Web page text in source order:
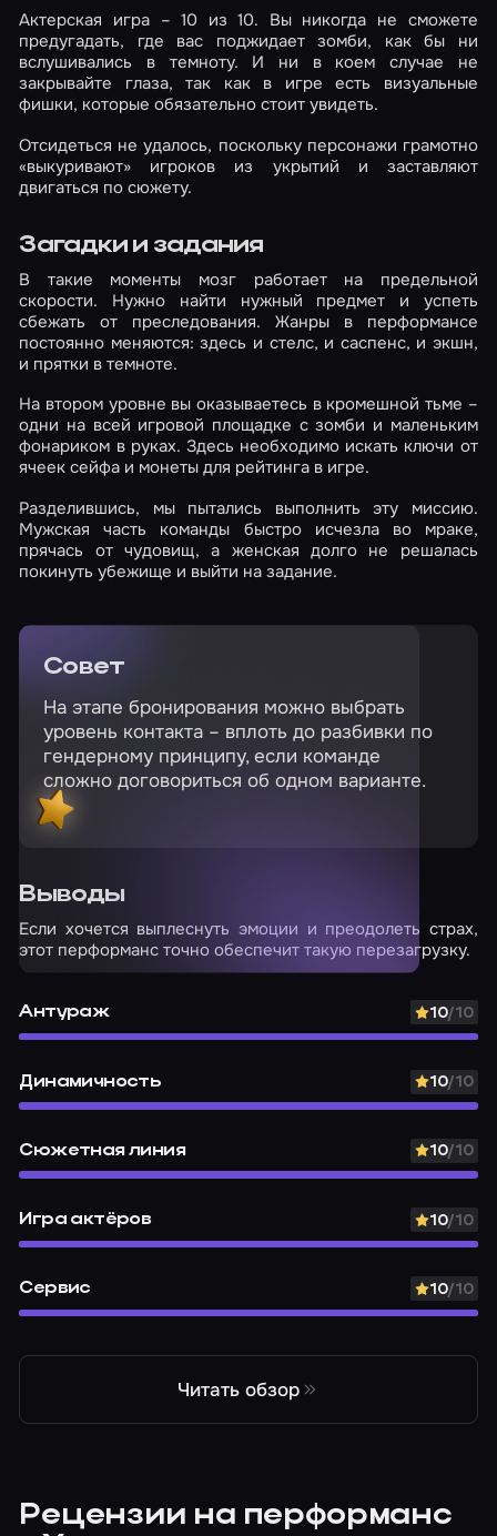
Актерская игра – 10 из 10. Вы никогда не сможете
предугадать, где вас поджидает зомби, как бы ни
вслушивались в темноту. И ни в коем случае не
закрывайте глаза, так как в игре есть визуальные
фишки, которые обязательно стоит увидеть.
Отсидеться не удалось, поскольку персонажи грамотно
«выкуривают» игроков из укрытий и заставляют
двигаться по сюжету.
Загадки и задания
В такие моменты мозг работает на предельной
скорости. Нужно найти нужный предмет и успеть
сбежать от преследования. Жанры в перформансе
постоянно меняются: здесь и стелс, и саспенс, и экшн,
и прятки в темноте.
На втором уровне вы оказываетесь в кромешной тьме –
одни на всей игровой площадке с зомби и маленьким
фонариком в руках. Здесь необходимо искать ключи от
ячеек сейфа и монеты для рейтинга в игре.
Разделившись, мы пытались выполнить эту миссию.
Мужская часть команды быстро исчезла во мраке,
прячась от чудовищ, а женская долго не решалась
покинуть убежище и выйти на задание.
Совет
На этапе бронирования можно выбрать
уровень контакта – вплоть до разбивки по
гендерному принципу, если команде
сложно договориться об одном варианте.
Выводы
Если хочется выплеснуть эмоции и преодолеть страх,
этот перформанс точно обеспечит такую перезагрузку.
Антураж 10/10
Динамичность 10/10
Сюжетная линия 10/10
Игра актёров 10/10
Сервис 10/10
Читать обзор
Рецензии на перформанс